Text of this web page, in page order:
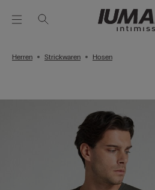
Herren Strickwaren Hosen